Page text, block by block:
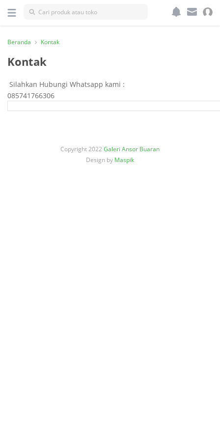
Kategori
Beranda Kontak
Kontak
Silahkan Hubungi Whatsapp kami :
085741766306
Copyright 2022 Galeri Ansor Buaran
Design by Maspik